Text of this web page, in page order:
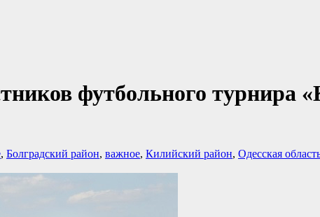
футбольного турнира
, Болградский район, важное, Килийский район, Одесская